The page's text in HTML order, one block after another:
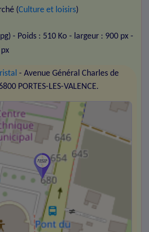
(Culture et loisirs)
- Poids : 510 Ko - largeur : 900 px -
- Avenue Général Charles de
PORTES-LES-VALENCE.